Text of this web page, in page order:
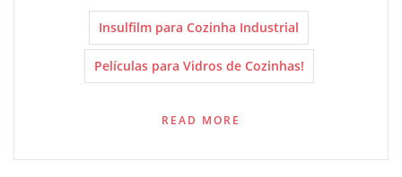
Insulfilm para Cozinha Industrial
Películas para Vidros de Cozinhas!
READ MORE